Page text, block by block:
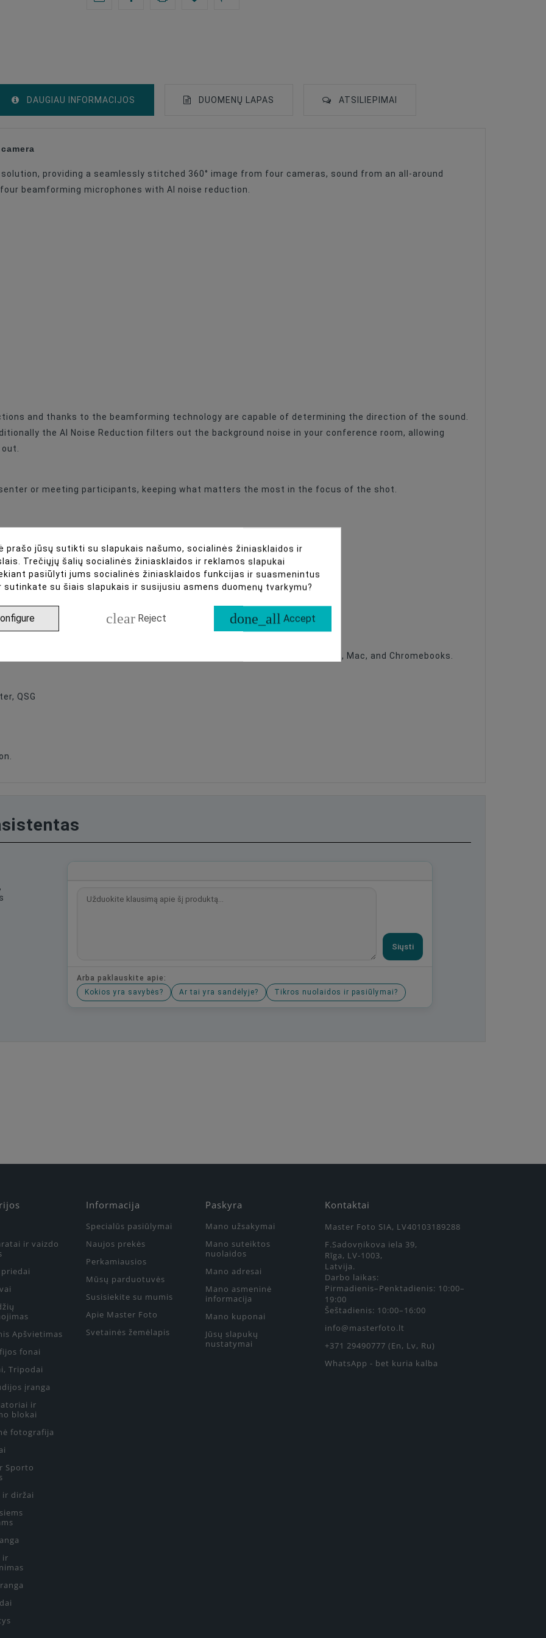
DAUGIAU INFORMACIJOS DUOMENŲ LAPAS ATSILIEPIMAI
Mac/iPad/iPhone (macOS/iPadOS/iOS)
solution, providing a seamlessly stitched 360° image from four cameras, sound from an all-around
beamforming microphones with AI noise reduction.
and thanks to the beamforming technology are capable of determining the direction of the sound.
the AI Noise Reduction filters out the background noise in your conference room, allowing
or meeting participants, keeping what matters the most in the focus of the shot.
different modes.
Skype, Microsoft Teams, Webex, GoToMeeting, and more - on Windows, Mac, and Chromebooks.
QSG
Siųsti
Arba paklauskite apie:
Kokios yra savybės?
Ar tai yra sandėlyje? Tikros nuolaidos ir pasiūlymai?
ir vaizdo
Apšvietimas
fonai
Tripodai
įranga
ir
blokai
fotografija
Sporto
ir diržai
ir
Informacija
Specialūs pasiūlymai
Naujos prekės
Perkamiausios
Mūsų parduotuvės
Susisiekite su mumis
Apie Master Foto
Svetainės žemėlapis
Paskyra
Mano užsakymai
Mano suteiktos
nuolaidos
Mano adresai
Mano asmeninė
informacija
Mano kuponai
Jūsų slapukų
nustatymai
Kontaktai
Master Foto SIA, LV40103189288
F.Sadovņikova iela 39,
Rīga, LV-1003,
Latvija.
Darbo laikas:
Pirmadienis–Penktadienis: 10:00–
19:00
Šeštadienis: 10:00–16:00
info@masterfoto.lt
+371 29490777 (En, Lv, Ru)
WhatsApp - bet kuria kalba
prašo jūsų sutikti su slapukais našumo, socialinės žiniasklaidos ir
Trečiųjų šalių socialinės žiniasklaidos ir reklamos slapukai
pasiūlyti jums socialinės žiniasklaidos funkcijas ir suasmenintus
sutinkate su šiais slapukais ir susijusiu asmens duomenų tvarkymu?
clear Reject done_all Accept